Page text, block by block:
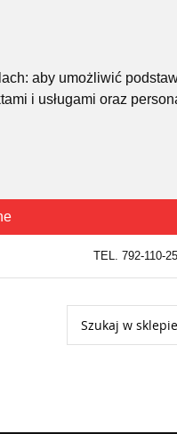
aby umożliwić
i usługami oraz
TEL. 792-110-